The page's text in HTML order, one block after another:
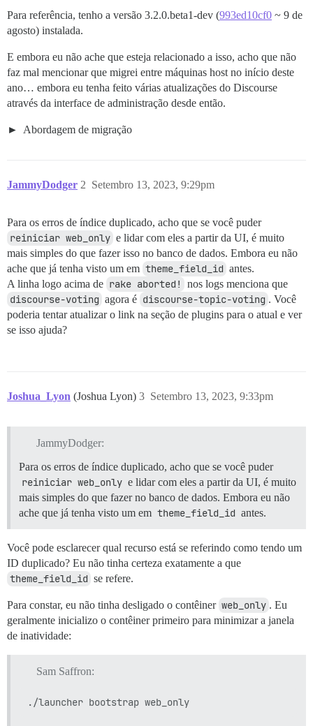
Para referência, tenho a versão 3.2.0.beta1-dev (993ed10cf0 ~ 9 de
agosto) instalada.
E embora eu não ache que esteja relacionado a isso, acho que não
faz mal mencionar que migrei entre máquinas host no início deste
ano… embora eu tenha feito várias atualizações do Discourse
através da interface de administração desde então.
Abordagem de migração
JammyDodger Setembro 13, 2023, 9:29pm
2
Para os erros de índice duplicado, acho que se você puder
reiniciar web_only e lidar com eles a partir da UI, é muito
mais simples do que fazer isso no banco de dados. Embora eu não
ache que já tenha visto um em theme_field_id antes.
A linha logo acima de rake aborted! nos logs menciona que
discourse-voting agora é discourse-topic-voting . Você
poderia tentar atualizar o link na seção de plugins para o atual e ver
se isso ajuda?
Joshua_Lyon (Joshua Lyon) Setembro 13, 2023, 9:33pm
3
JammyDodger:
Para os erros de índice duplicado, acho que se você puder
reiniciar web_only e lidar com eles a partir da UI, é muito
mais simples do que fazer no banco de dados. Embora eu não
ache que já tenha visto um em theme_field_id antes.
Você pode esclarecer qual recurso está se referindo como tendo um
ID duplicado? Eu não tinha certeza exatamente a que
theme_field_id se refere.
Para constar, eu não tinha desligado o contêiner web_only . Eu
geralmente inicializo o contêiner primeiro para minimizar a janela
de inatividade:
Sam Saffron: